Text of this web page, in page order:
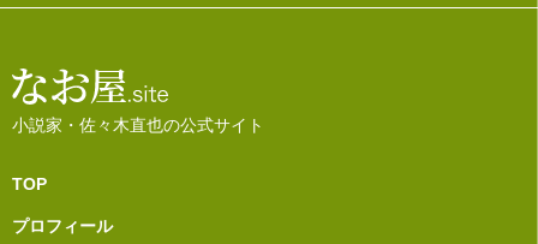
小説家・佐々木直也の公式サイト
TOP
プロフィール